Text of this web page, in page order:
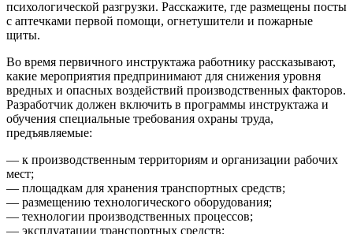
психологической разгрузки. Расскажите, где размещены посты
с аптечками первой помощи, огнетушители и пожарные
щиты.
Во время первичного инструктажа работнику рассказывают,
какие мероприятия предпринимают для снижения уровня
вредных и опасных воздействий производственных факторов.
Разработчик должен включить в программы инструктажа и
обучения специальные требования охраны труда,
предъявляемые:
— к производственным территориям и организации рабочих
мест;
— площадкам для хранения транспортных средств;
— размещению технологического оборудования;
— технологии производственных процессов;
— эксплуатации транспортных средств;